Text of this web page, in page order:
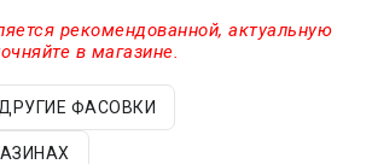
рекомендованной, актуальную
в магазине.
ДРУГИЕ ФАСОВКИ